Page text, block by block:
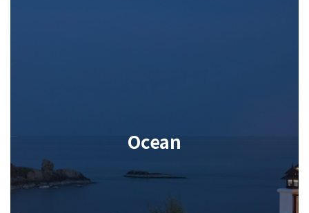
Ocean